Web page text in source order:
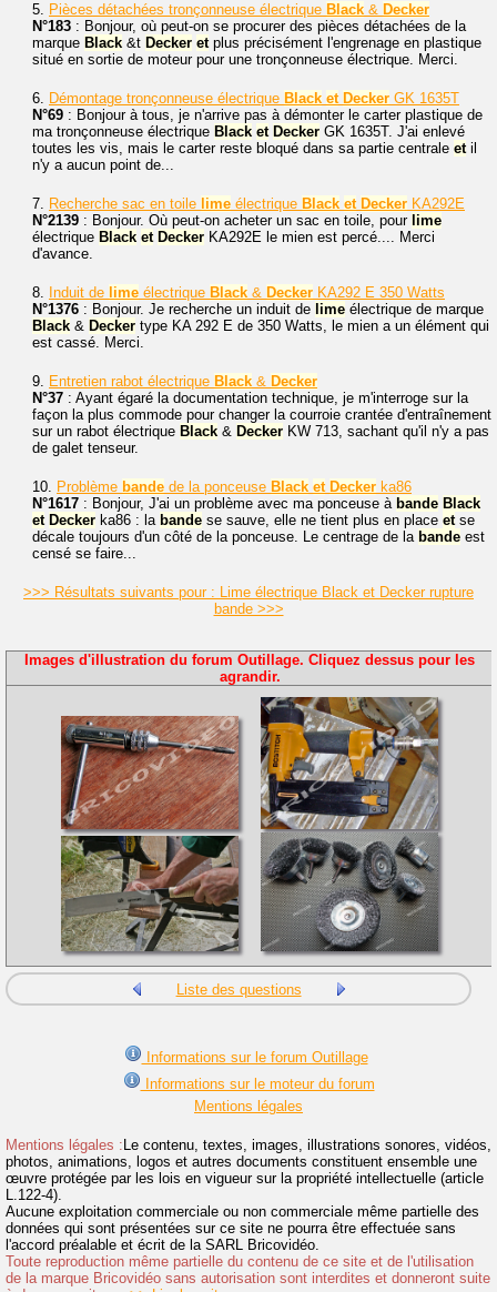
5. Pièces détachées tronçonneuse électrique Black & Decker
N°183 : Bonjour, où peut-on se procurer des pièces détachées de la
marque Black &t Decker etplus précisément l'engrenage en plastique
situé en sortie de moteur pour une tronçonneuse électrique. Merci.
6. Démontage tronçonneuse électrique Black et Decker GK 1635T
N°69 : Bonjour à tous, je n'arrive pas à démonter le carter plastique de
ma tronçonneuse électrique Black et Decker GK 1635T. J'ai enlevé
toutes les vis, mais le carter reste bloqué dans sa partie centrale etil
n'y a aucun point de...
7. Recherche sac en toile lime électrique Black et Decker KA292E
N°2139 : Bonjour. Où peut-on acheter un sac en toile, pour lime
électrique Black et Decker KA292E le mien est percé.... Merci
d'avance.
8. Induit de lime électrique Black & Decker KA292 E 350 Watts
N°1376 : Bonjour. Je recherche un induit de lime électrique de marque
Black & Decker type KA 292 E de 350 Watts, le mien a un élément qui
est cassé. Merci.
9. Entretien rabot électrique Black & Decker
N°37 : Ayant égaré la documentation technique, je m'interroge sur la
façon la plus commode pour changer la courroie crantée d'entraînement
sur un rabot électrique Black & Decker KW 713, sachant qu'il n'y a pas
de galet tenseur.
10. Problème bande de la ponceuse Black et Decker ka86
N°1617 : Bonjour, J'ai un problème avec ma ponceuse à bande Black
et Decker ka86 : la bande se sauve, elle ne tient plus en place etse
décale toujours d'un côté de la ponceuse. Le centrage de la bande est
censé se faire...
>>> Résultats suivants pour : Lime électrique Black et Decker rupture
bande >>>
Images d'illustration du forum Outillage. Cliquez dessus pour les
agrandir.
Liste des questions
Informations sur le forum Outillage
Informations sur le moteur du forum
Mentions légales
Mentions légales :Le contenu, textes, images, illustrations sonores, vidéos,
photos, animations, logos et autres documents constituent ensemble une
œuvre protégée par les lois en vigueur sur la propriété intellectuelle (article
L.122-4).
Aucune exploitation commerciale ou non commerciale même partielle des
données qui sont présentées sur ce site ne pourra être effectuée sans
l'accord préalable et écrit de la SARL Bricovidéo.
Toute reproduction même partielle du contenu de ce site et de l'utilisation
de la marque Bricovidéo sans autorisation sont interdites et donneront suite